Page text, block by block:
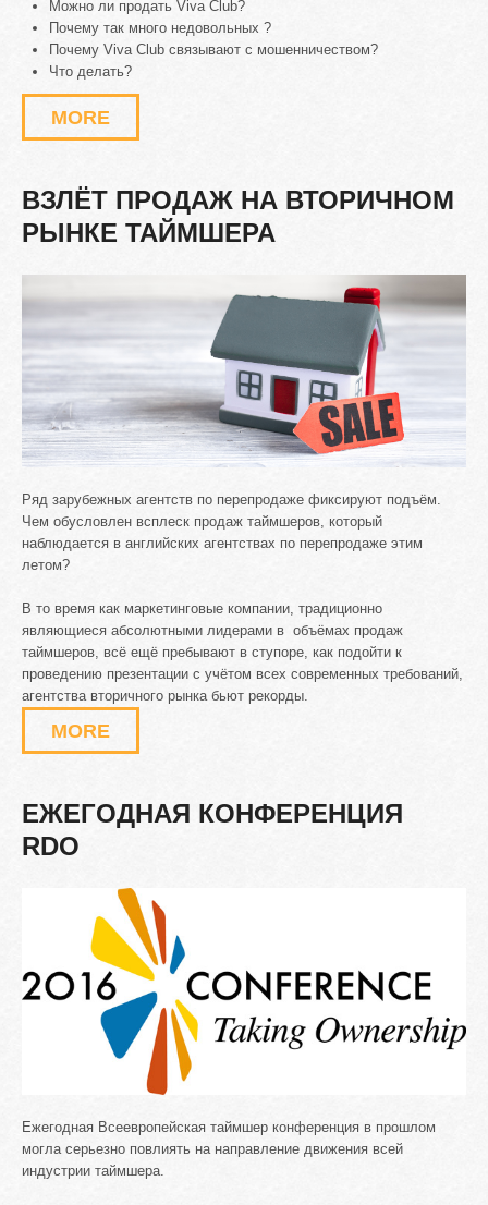
Можно ли продать Viva Club?
Почему так много недовольных ?
Почему Viva Club связывают с мошенничеством?
Что делать?
MORE
ВЗЛЁТ ПРОДАЖ НА ВТОРИЧНОМ
РЫНКЕ ТАЙМШЕРА
Ряд зарубежных агентств по перепродаже фиксируют подъём.
Чем обусловлен всплеск продаж таймшеров, который
наблюдается в английских агентствах по перепродаже этим
летом?
В то время как маркетинговые компании, традиционно
являющиеся абсолютными лидерами в объёмах продаж
таймшеров, всё ещё пребывают в ступоре, как подойти к
проведению презентации с учётом всех современных требований,
агентства вторичного рынка бьют рекорды.
MORE
ЕЖЕГОДНАЯ КОНФЕРЕНЦИЯ
RDO
Ежегодная Всеевропейская таймшер конференция в прошлом
могла серьезно повлиять на направление движения всей
индустрии таймшера.